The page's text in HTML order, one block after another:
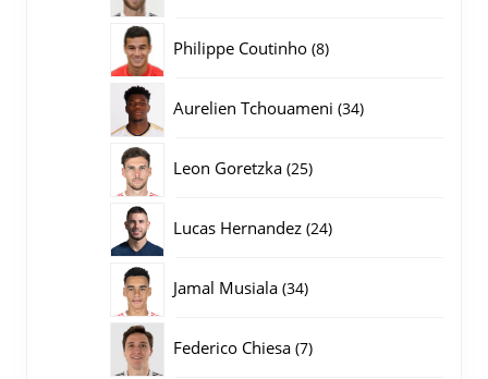
Philippe Coutinho 88
Aurelien Tchouameni 3434
Leon Goretzka 2525
Lucas Hernandez 2424
Jamal Musiala 3434
Federico Chiesa 77